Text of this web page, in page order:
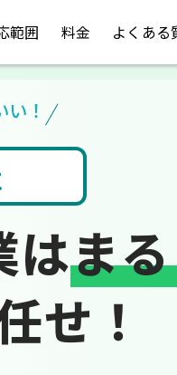
範囲 料金 よくある
！
はま
せ！